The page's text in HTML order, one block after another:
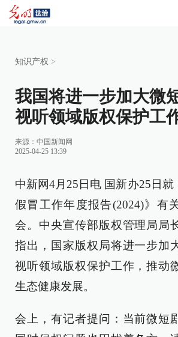
知识产权 >
我国将进一步加大微
视听领域版权保护工
来源： 中国新闻网
2025-04-25 13:39
中新网4月25日电 国新办25日就
假冒工作年度报告(2024)》有
会。中央宣传部版权管理局局
指出，国家版权局将进一步加
视听领域版权保护工作，推动
生态健康发展。
会上，有记者提问：当前微短